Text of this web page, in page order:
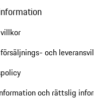
och
och rättslig